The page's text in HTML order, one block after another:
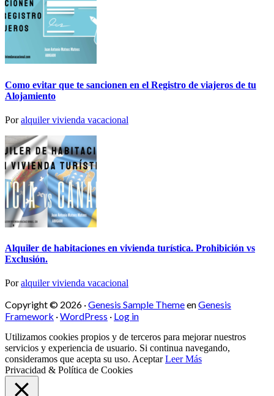
Como evitar que te sancionen en el Registro de viajeros de tu
Alojamiento
Poralquiler vivienda vacacional
Alquiler de habitaciones en vivienda turística. Prohibición vs
Exclusión.
Poralquiler vivienda vacacional
Copyright © 2026 ·Genesis Sample ThemeenGenesis
Framework ·WordPress · Log in
Utilizamos cookies propios y de terceros para mejorar nuestros
servicios y experiencia de usuario. Si continua navegando,
consideramos que acepta su uso. Aceptar Leer Más
Privacidad & Política de Cookies